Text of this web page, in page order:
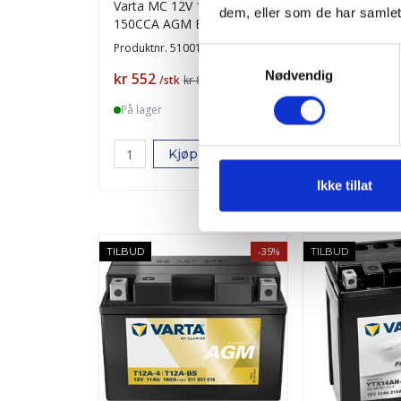
dem, eller som de har
Samtykkevalg
Nødvendig
Ikke tillat
Varta MC 12V 10AH
150CCA AGM Batteri
YTX12-BS +V
Produktnr. 510012
Pris
kr 552 /stk kr 849
På lager
Kjøp
VARTA MC
160CCA
YT12B-BS +V
Produktnr.
Pris
kr 647
TILBUD -35% TILBUD